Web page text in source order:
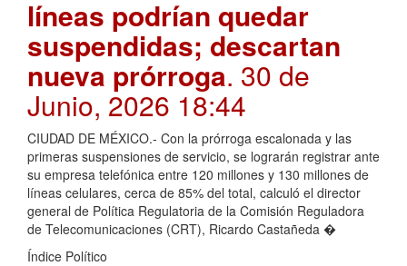
líneas podrían quedar
suspendidas; descartan
nueva prórroga. 30 de
Junio, 2026 18:44
CIUDAD DE MÉXICO.- Con la prórroga escalonada y las
primeras suspensiones de servicio, se lograrán registrar ante
su empresa telefónica entre 120 millones y 130 millones de
líneas celulares, cerca de 85% del total, calculó el director
general de Política Regulatoria de la Comisión Reguladora
de Telecomunicaciones (CRT), Ricardo Castañeda �
Índice Político